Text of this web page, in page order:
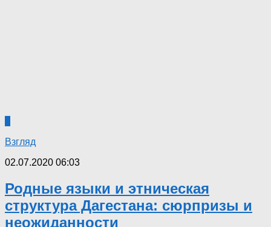
Взгляд
02.07.2020 06:03
Родные языки и этническая
структура Дагестана: сюрпризы и
неожиданности